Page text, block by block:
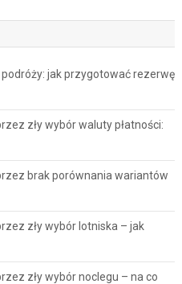
jak przygotować rezerwę
zły wybór waluty płatności:
brak porównania wariantów
zły wybór lotniska – jak
zły wybór noclegu – na co